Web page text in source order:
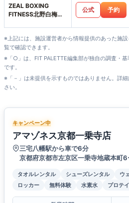
ZEAL BOXING
FITNESS北野白梅町
公式 予約
※上記には、施設運営者から情報提供のあった施
覧で確認できます。
※「○」は、FIT PALETTE編集部が独自の調査・
です。
※「－」は未提供を示すものではありません。詳
さい。
キャンペーン中
アマゾネス京都一乗寺店
三宅八幡駅から車で6分
京都府京都市左京区一乗寺地蔵本町6
タオルレンタル シューズレンタル ウ
ロッカー
無料体験 水素水 プロテ